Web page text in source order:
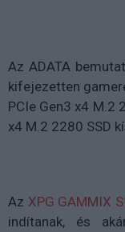
Az ADATA
kifejezetten
PCIe Gen3 x4 M.2
x4 M.2 2280 SSD
Az XPG GAMMIX
indítanak, és